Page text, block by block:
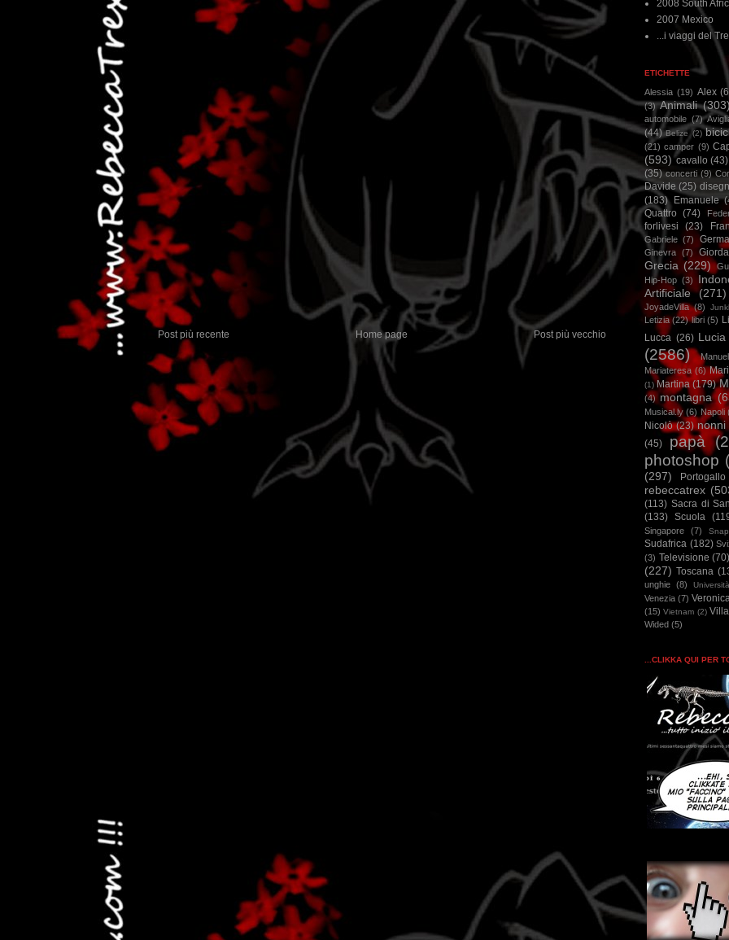
Post più recente Post più vecchio
Home page
2008 South
2007 Mexico
...i viaggi del
ETICHETTE
Alessia (19) Alex
(3) Animali
automobile (7)
(44) Belize (2)
(21) camper (9)
(593) cavallo (43)
(35) concerti (9)
Davide (25)
(183)
Emanuele
Quattro (74)
forlivesi (23)
Gabriele (7)
Ginevra (7)
Grecia (229)
Hip-Hop (3)
Artificiale
(271)
JoyadeVilla (8)
Letizia (22) libri (5)
Lucca (26) Lucia
(2586)
Mariateresa (6)
(1) Martina (179)
(4) montagna
Musical.ly (6) Napoli
Nicolò (23) nonni
(45) papà
photoshop
(297) Portogallo
rebeccatrex
(113) Sacra di
(133) Scuola
Singapore (7)
Sudafrica (182)
(3) Televisione
(227) Toscana
unghie (8)
Venezia (7)
(15) Vietnam (2)
Wided (5)
...CLIKKA QUI PER